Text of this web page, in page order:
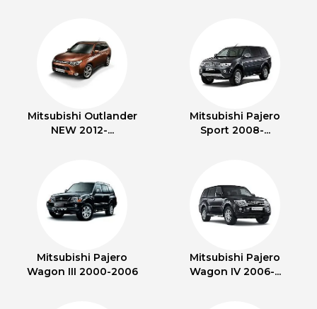
Mitsubishi Outlander
NEW 2012-...
Mitsubishi Pajero
Sport 2008-...
Mitsubishi Pajero
Wagon III 2000-2006
Mitsubishi Pajero
Wagon IV 2006-...